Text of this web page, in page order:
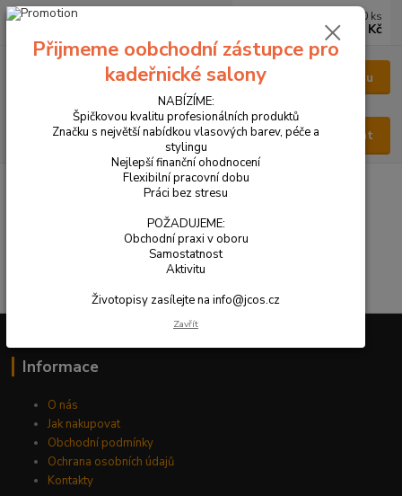
Menu
Hledat
0 ks
0 Kč
Tento web je přístupný jen oprávněným osobám. Heslo Vám
zašleme na požádání. Zadejte, prosím, heslo:
Informace
O nás
Jak nakupovat
Obchodní podmínky
Ochrana osobních údajů
Kontakty
Přijmeme oobchodní zástupce pro
kadeřnické salony
NABÍZÍME:
Špičkovou kvalitu profesionálních produktů
Značku s největší nabídkou vlasových barev, péče a
stylingu
Nejlepší finanční ohodnocení
Flexibilní pracovní dobu
Práci bez stresu
POŽADUJEME:
Obchodní praxi v oboru
Samostatnost
Aktivitu
Životopisy zasílejte na info@jcos.cz
Zavřít